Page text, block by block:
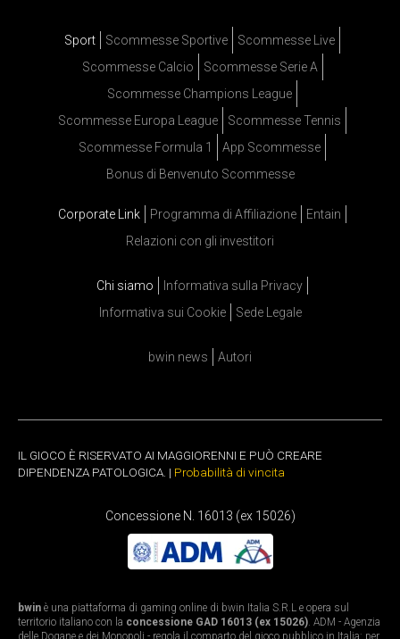
Sport Scommesse Sportive
Scommesse Live
Scommesse Calcio
Scommesse Serie A
Scommesse Champions League
Scommesse Europa League
Scommesse Tennis
Scommesse Formula 1
App Scommesse
Bonus di Benvenuto Scommesse
Corporate Link Programma di Affiliazione
Entain
Relazioni con gli investitori
Chi siamo
Informativa sulla Privacy
Informativa sui Cookie
Sede Legale
bwin news Autori
IL GIOCO È RISERVATO AI MAGGIORENNI E PUÒ CREARE
DIPENDENZA PATOLOGICA. | Probabilità di vincita
Concessione N. 16013 (ex 15026)
bwin è una piattaforma di gaming online di bwin Italia S.R.L e opera sul
territorio italiano con la concessione GAD 16013 (ex 15026). ADM - Agenzia